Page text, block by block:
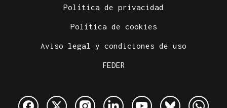
Política de privacidad
Política de cookies
Aviso legal y condiciones de uso
FEDER